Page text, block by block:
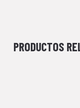
PRODUCTOS